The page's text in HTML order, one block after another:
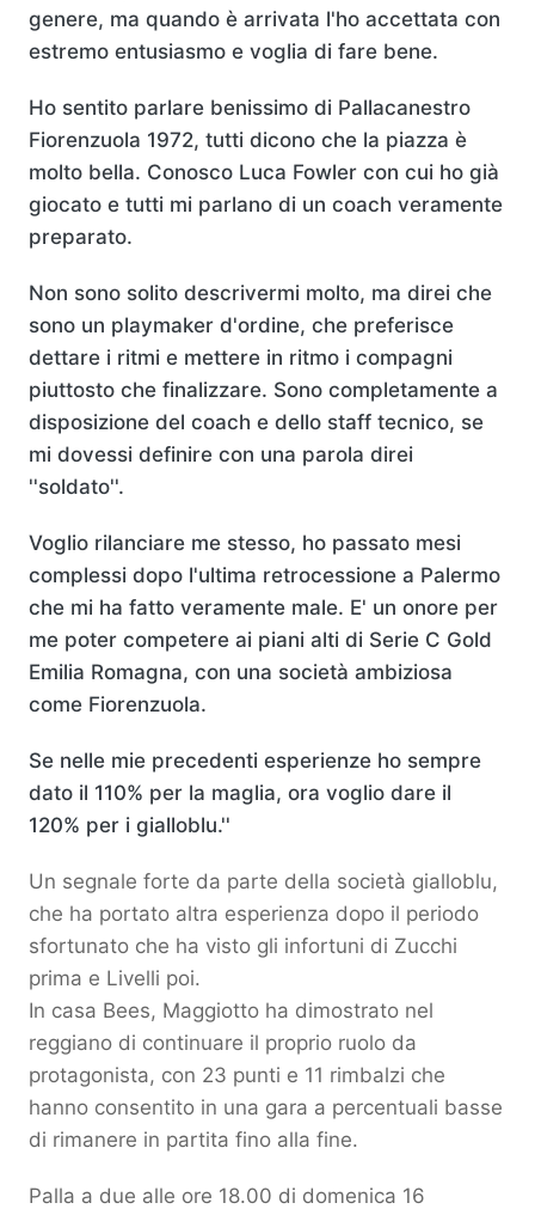
genere, ma quando è arrivata l'ho accettata con
estremo entusiasmo e voglia di fare bene.
Ho sentito parlare benissimo di Pallacanestro
Fiorenzuola 1972, tutti dicono che la piazza è
molto bella. Conosco Luca Fowler con cui ho già
giocato e tutti mi parlano di un coach veramente
preparato.
Non sono solito descrivermi molto, ma direi che
sono un playmaker d'ordine, che preferisce
dettare i ritmi e mettere in ritmo i compagni
piuttosto che finalizzare. Sono completamente a
disposizione del coach e dello staff tecnico, se
mi dovessi definire con una parola direi
''soldato''.
Voglio rilanciare me stesso, ho passato mesi
complessi dopo l'ultima retrocessione a Palermo
che mi ha fatto veramente male. E' un onore per
me poter competere ai piani alti di Serie C Gold
Emilia Romagna, con una società ambiziosa
come Fiorenzuola.
Se nelle mie precedenti esperienze ho sempre
dato il 110% per la maglia, ora voglio dare il
120% per i gialloblu.''
Un segnale forte da parte della società gialloblu,
che ha portato altra esperienza dopo il periodo
sfortunato che ha visto gli infortuni di Zucchi
prima e Livelli poi.
In casa Bees, Maggiotto ha dimostrato nel
reggiano di continuare il proprio ruolo da
protagonista, con 23 punti e 11 rimbalzi che
hanno consentito in una gara a percentuali basse
di rimanere in partita fino alla fine.
Palla a due alle ore 18.00 di domenica 16